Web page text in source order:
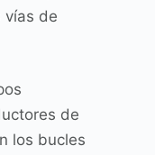
vías de
de
los bucles